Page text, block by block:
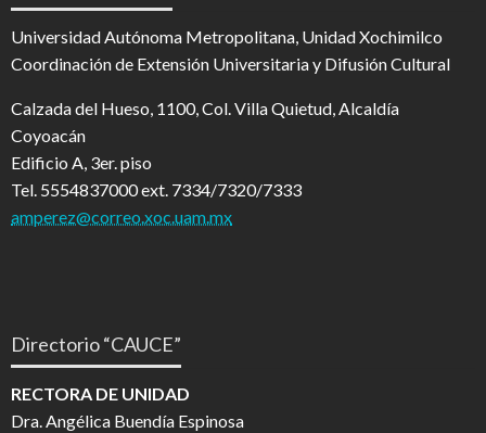
Universidad Autónoma Metropolitana, Unidad Xochimilco
Coordinación de Extensión Universitaria y Difusión Cultural
Calzada del Hueso, 1100, Col. Villa Quietud, Alcaldía
Coyoacán
Edificio A, 3er. piso
Tel. 5554837000 ext. 7334/7320/7333
amperez@correo.xoc.uam.mx
Directorio “CAUCE”
RECTORA DE UNIDAD
Dra. Angélica Buendía Espinosa